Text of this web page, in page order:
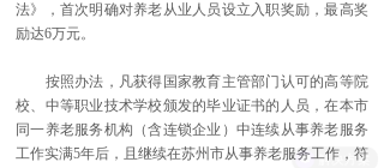
法》，首次明确对养老从业人员设立入职奖励，最高奖
励达6万元。
按照办法，凡获得国家教育主管部门认可的高等院
校、中等职业技术学校颁发的毕业证书的人员，在本市
同一养老服务机构（含连锁企业）中连续从事养老服务
工作实满5年后，且继续在苏州市从事养老服务工作，符
解决方案